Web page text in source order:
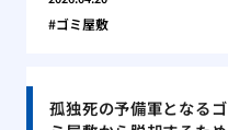
ゴミ屋敷
孤独死の予備軍となるゴ